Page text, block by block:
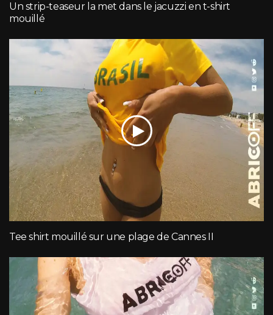
Un strip-teaseur la met dans le jacuzzi en t-shirt
mouillé
Tee shirt mouillé sur une plage de Cannes II